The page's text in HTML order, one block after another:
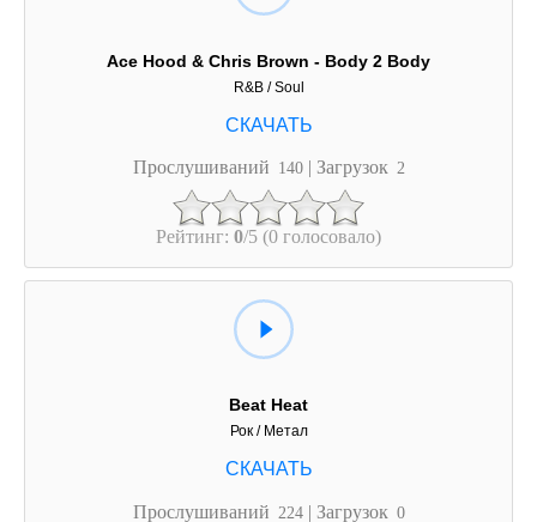
Ace Hood & Chris Brown - Body 2 Body
R&B / Soul
Прослушиваний 140 | Загрузок 2
Рейтинг: 0/5 (0 голосовало)
Beat Heat
Рок / Метал
Прослушиваний 224 | Загрузок 0